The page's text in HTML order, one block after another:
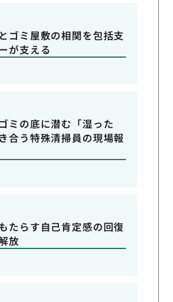
ゴミ屋敷の相関を包括支
が支える
ミの底に潜む「湿った
合う特殊清掃員の現場報
たらす自己肯定感の回復
放